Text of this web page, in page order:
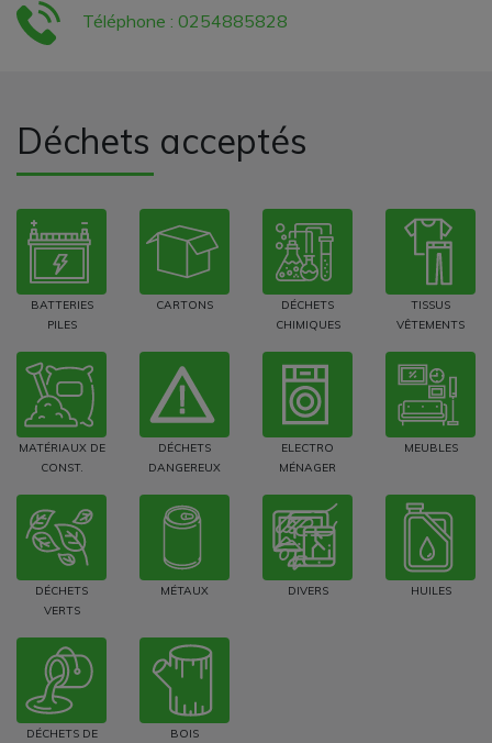
Téléphone : 0254885828
Déchets acceptés
BATTERIES
PILES
CARTONS
DÉCHETS
CHIMIQUES
TISSUS
VÊTEMENTS
MATÉRIAUX DE
CONST.
DÉCHETS
DANGEREUX
ELECTRO
MÉNAGER
MEUBLES
DÉCHETS
VERTS
MÉTAUX DIVERS HUILES
DÉCHETS DE
BOIS